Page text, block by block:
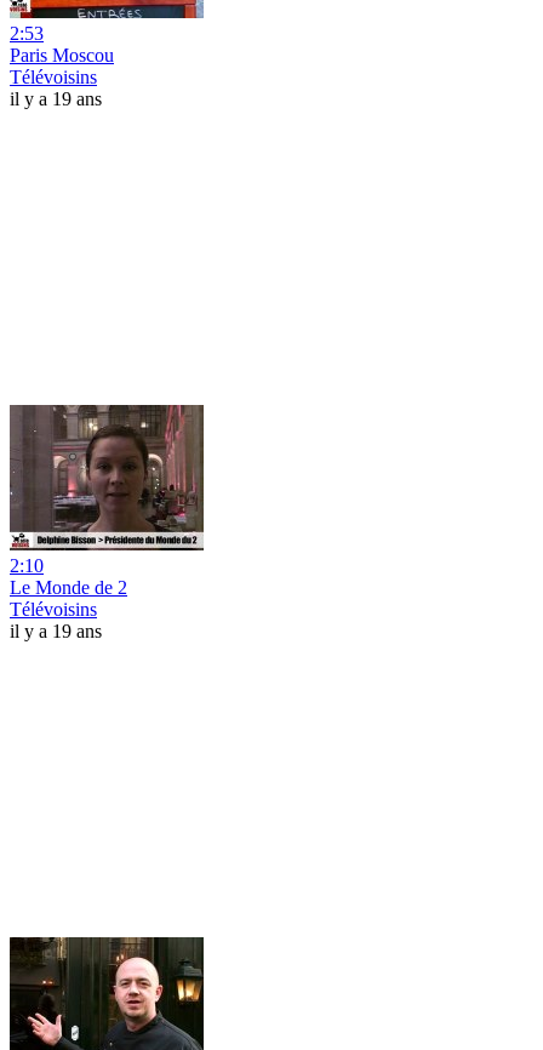
2:53
Paris Moscou
Télévoisins
il y a 19 ans
2:10
Le Monde de 2
Télévoisins
il y a 19 ans